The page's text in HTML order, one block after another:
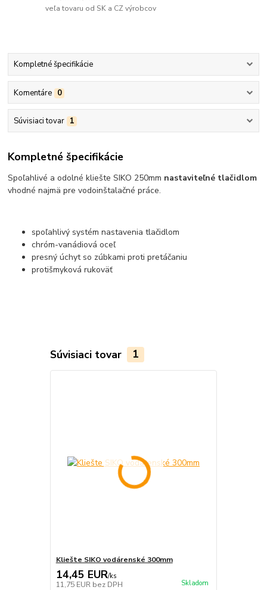
veľa tovaru od SK a CZ výrobcov
Kompletné špecifikácie
Komentáre 0
Súvisiaci tovar 1
Kompletné špecifikácie
Spoľahlivé a odolné kliešte SIKO 250mm nastaviteľné tlačidlom
vhodné najmä pre vodoinštalačné práce.
spoľahlivý systém nastavenia tlačidlom
chróm-vanádiová oceľ
presný úchyt so zúbkami proti pretáčaniu
protišmyková rukoväť
Súvisiaci tovar 1
Kliešte SIKO vodárenské 300mm
14,45 EUR/ks
11,75 EUR bez DPH Skladom